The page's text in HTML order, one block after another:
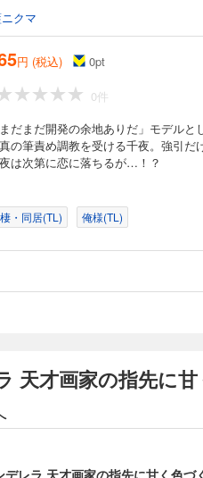
クマ
円 (税込) 0pt
0件
まだまだ開発の余地ありだ」モデルと
の筆責め調教を受ける千夜。強引だ
は次第に恋に落ちるが…！？
・同居(TL) 俺様(TL)
天才画家の指先に
デレラ 天才画家の指先に甘く色づ